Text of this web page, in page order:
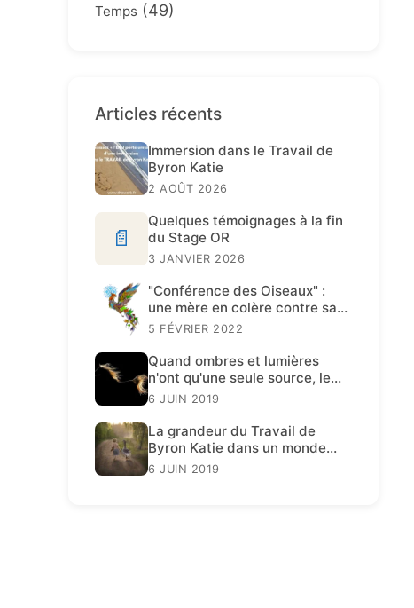
Temps (49)
Articles récents
Immersion dans le Travail de
Byron Katie
2 AOÛT 2026
📄
Quelques témoignages à la fin
du Stage OR
3 JANVIER 2026
"Conférence des Oiseaux" :
une mère en colère contre sa
fille
5 FÉVRIER 2022
Quand ombres et lumières
n'ont qu'une seule source, le
Travail de Katie est présent.
6 JUIN 2019
La grandeur du Travail de
Byron Katie dans un monde
décadent
6 JUIN 2019